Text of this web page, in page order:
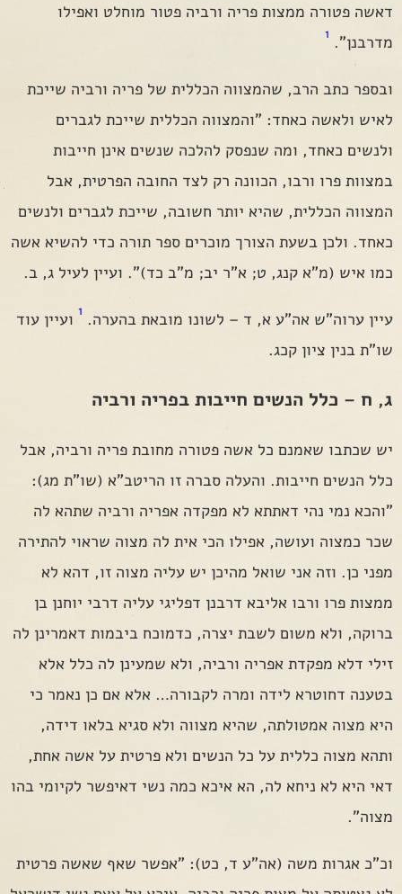
דאשה פטורה ממצות פריה ורביה פטור מוחלט ואפילו
מדרבנן". 1
ובספר כתב הרב, שהמצווה הכללית של פריה ורביה שייכת
לאיש ולאשה כאחד: "והמצווה הכללית שייכת לגברים
ולנשים כאחד, ומה שנפסק להלכה שנשים אינן חייבות
במצוות פרו ורבו, הכוונה רק לצד החובה הפרטית, אבל
המצווה הכללית, שהיא יותר חשובה, שייכת לגברים ולנשים
כאחד. ולכן בשעת הצורך מוכרים ספר תורה כדי להשיא אשה
כמו איש (מ"א קנג, ט; א"ר יב; מ"ב כד)". ועיין לעיל ג, ב.
עיין ערוה"ש אה"ע א, ד – לשונו מובאת בהערה. 1 ועיין עוד
שו"ת בנין ציון קכג.
ג, ח – כלל הנשים חייבות בפריה ורביה
יש שכתבו שאמנם כל אשה פטורה מחובת פריה ורביה, אבל
כלל הנשים חייבות. והעלה סברה זו הריטב"א (שו"ת מג):
"והכא נמי נהי דאתתא לא מפקדה אפריה ורביה שתהא לה
שכר כמצוה ועושה, אפילו הכי אית לה מצוה שראוי להתירה
מפני כן. וזה אני שואל מהיכן יש עליה מצוה זו, דהא לא
ממצות פרו ורבו אליבא דרבנן דפליגי עליה דרבי יוחנן בן
ברוקה, ולא משום לשבת יצרה, כדמוכח ביבמות דאמרינן לה
זילי דלא מפקדת אפריה ורביה, ולא שמעינן לה כלל אלא
בטענה דחוטרא לידה ומרה לקבורה… אלא אם כן נאמר כי
היא מצוה אמטולתה, שהיא מצווה ולא סגיא בלאו דידה,
ותהא מצוה כללית על כל הנשים ולא פרטית על אשה אחת,
דאי היא לא ניחא לה, הא איכא כמה נשי דאיפשר לקיומי בהו
מצוה".
וכ"כ אגרות משה (אה"ע ד, כט): "אפשר שאף שאשה פרטית